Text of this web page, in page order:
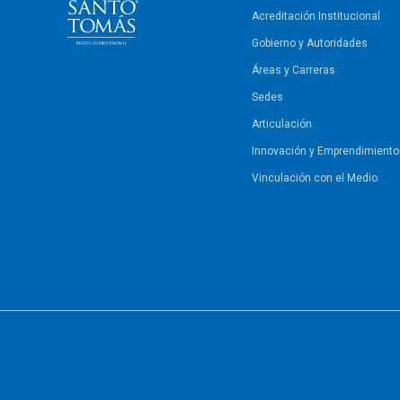
Acreditación Institucional
Gobierno y Autoridades​
Áreas y Carreras
Sedes
Articulación
Innovación y Emprendimiento
Vinculación con el Medio